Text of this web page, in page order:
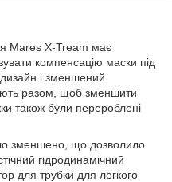
Mares X-Tream має
компенсацію маски під
і зменшений
разом, щоб зменшити
також були перероблені
зменшено, що дозволило
гідродинамічний
для трубки для легкого